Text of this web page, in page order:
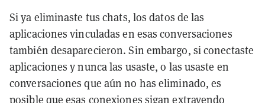
Si ya eliminaste tus chats, los datos de las
aplicaciones vinculadas en esas conversaciones
también desaparecieron. Sin embargo, si conectaste
aplicaciones y nunca las usaste, o las usaste en
conversaciones que aún no has eliminado, es
posible que esas conexiones sigan extrayendo